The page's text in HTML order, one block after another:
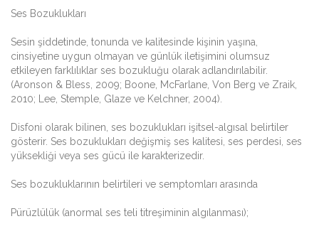
Ses Bozuklukları
Sesin şiddetinde, tonunda ve kalitesinde kişinin yaşına,
cinsiyetine uygun olmayan ve günlük iletişimini olumsuz
etkileyen farklılıklar ses bozukluğu olarak adlandırılabilir.
(Aronson & Bless, 2009; Boone, McFarlane, Von Berg ve Zraik,
2010; Lee, Stemple, Glaze ve Kelchner, 2004).
Disfoni olarak bilinen, ses bozuklukları işitsel-algısal belirtiler
gösterir. Ses bozuklukları değişmiş ses kalitesi, ses perdesi, ses
yüksekliği veya ses gücü ile karakterizedir.
Ses bozukluklarının belirtileri ve semptomları arasında
Pürüzlülük (anormal ses teli titreşiminin algılanması);